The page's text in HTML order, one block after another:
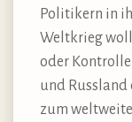
Politikern in
Weltkrieg
oder
und
zum